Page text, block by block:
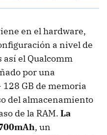
en el hardware,
a nivel de
así el Qualcomm
por una
GB de memoria
del almacenamiento
de la RAM. La
, un